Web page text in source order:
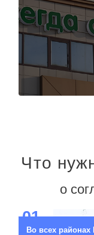
Что
о
01
Во всех районах